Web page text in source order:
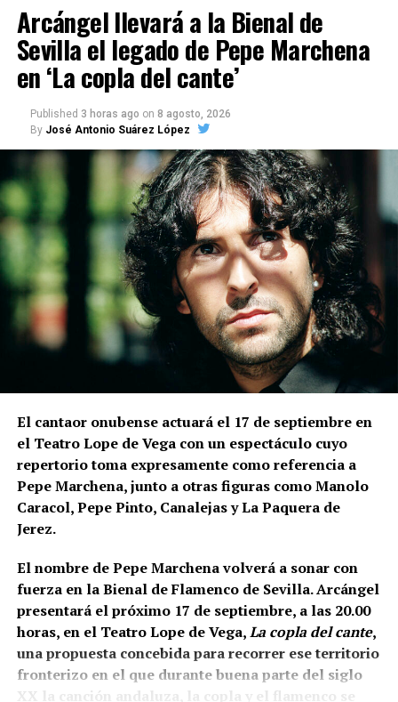
Arcángel llevará a la Bienal de
Sevilla el legado de Pepe Marchena
en ‘La copla del cante’
Published 3 horas ago on 8 agosto, 2026
By José Antonio Suárez López
El cantaor onubense actuará el 17 de septiembre en
el Teatro Lope de Vega con un espectáculo cuyo
repertorio toma expresamente como referencia a
Pepe Marchena, junto a otras figuras como Manolo
Caracol, Pepe Pinto, Canalejas y La Paquera de
Jerez.
El nombre de Pepe Marchena volverá a sonar con
fuerza en la Bienal de Flamenco de Sevilla. Arcángel
presentará el próximo 17 de septiembre, a las 20.00
horas, en el Teatro Lope de Vega,La copla del cante,
una propuesta concebida para recorrer ese territorio
fronterizo en el que durante buena parte del siglo
XX la canción andaluza, la copla y el flamenco se